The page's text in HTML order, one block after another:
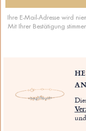
Ihre E-Mail-Adresse wird
Mit Ihrer Bestätigung